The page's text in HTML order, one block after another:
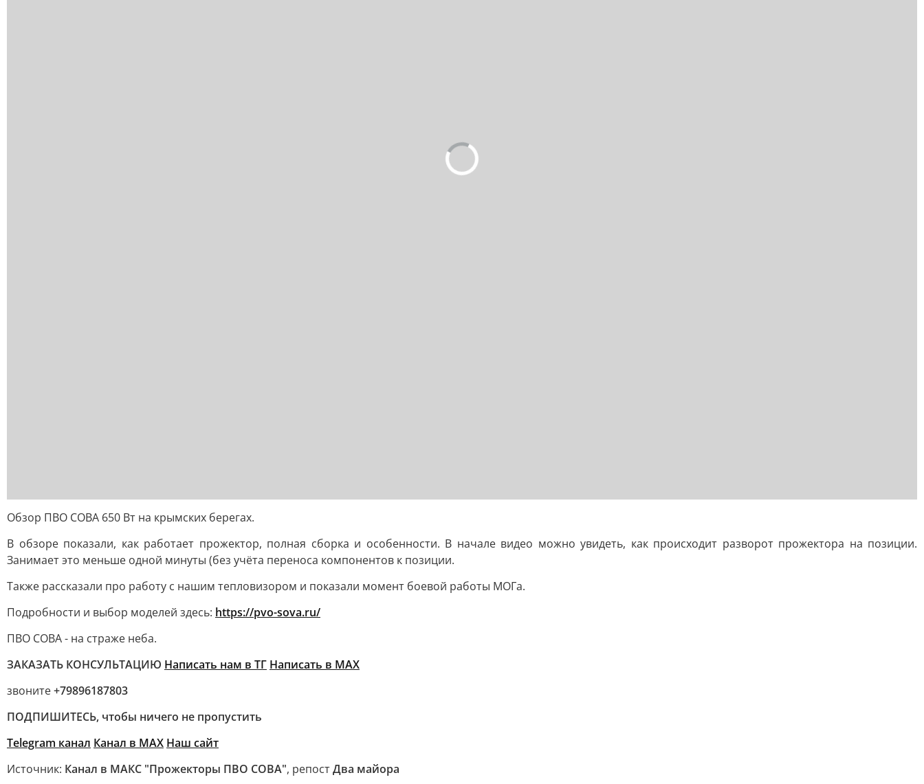
Обзор ПВО СОВА 650 Вт на крымских берегах.
В обзоре показали, как работает прожектор, полная сборка и особенности. В начале видео можно увидеть, как происходит разворот прожектора на позиции.
Занимает это меньше одной минуты (без учёта переноса компонентов к позиции.
Также рассказали про работу с нашим тепловизором и показали момент боевой работы МОГа.
Подробности и выбор моделей здесь: https://pvo-sova.ru/
ПВО СОВА - на страже неба.
ЗАКАЗАТЬ КОНСУЛЬТАЦИЮ Написать нам в ТГ Написать в MAX
звоните+79896187803
ПОДПИШИТЕСЬ, чтобы ничего не пропустить
Telegram канал Канал в MAX Наш сайт
Источник: Канал в МАКС "Прожекторы ПВО СОВА", репостДва майора